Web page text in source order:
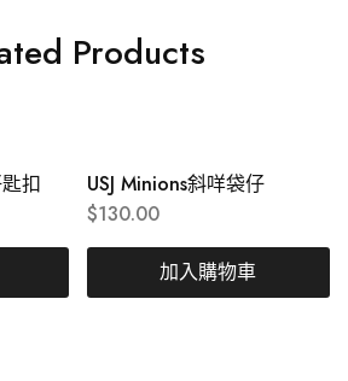
Products
扣
USJ Minions斜咩袋仔
$130.00
加入購物車